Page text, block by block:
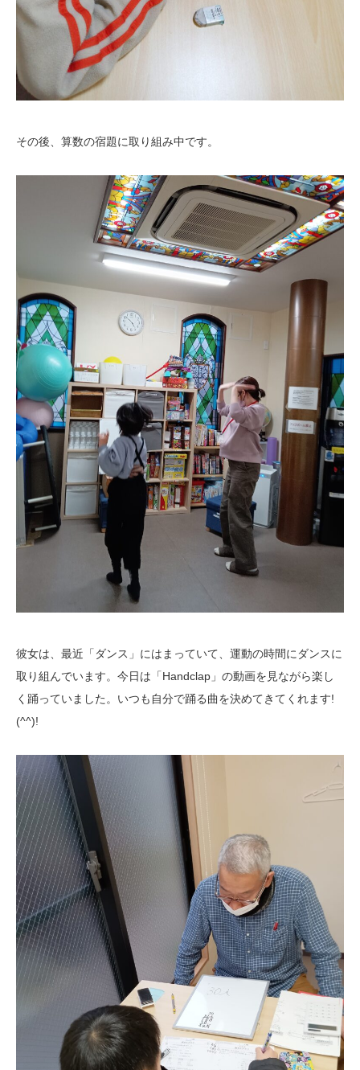
その後、算数の宿題に取り組み中です。
彼女は、最近「ダンス」にはまっていて、運動の時間にダンスに
取り組んでいます。今日は「Handclap」の動画を見ながら楽し
く踊っていました。いつも自分で踊る曲を決めてきてくれます!
(^^)!